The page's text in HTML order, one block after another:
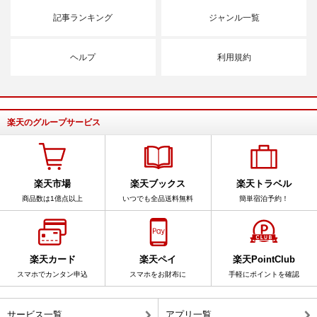
記事ランキング ジャンル一覧
ヘルプ 利用規約
楽天のグループサービス
楽天市場
商品数は1億点以上
楽天ブックス
いつでも全品送料無料
楽天トラベル
簡単宿泊予約！
楽天カード
スマホでカンタン申込
楽天ペイ
スマホをお財布に
楽天PointClub
手軽にポイントを確認
サービス一覧 アプリ一覧